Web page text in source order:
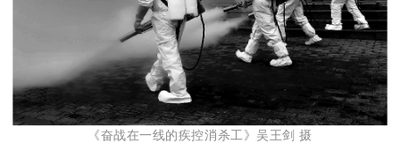
《奋战在一线的疾控消杀工》吴王剑 摄